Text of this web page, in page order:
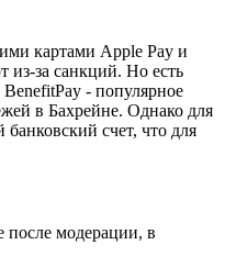
картами Apple Pay и
из-за санкций. Но есть
- популярное
в Бахрейне. Однако для
счет, что для
после модерации, в